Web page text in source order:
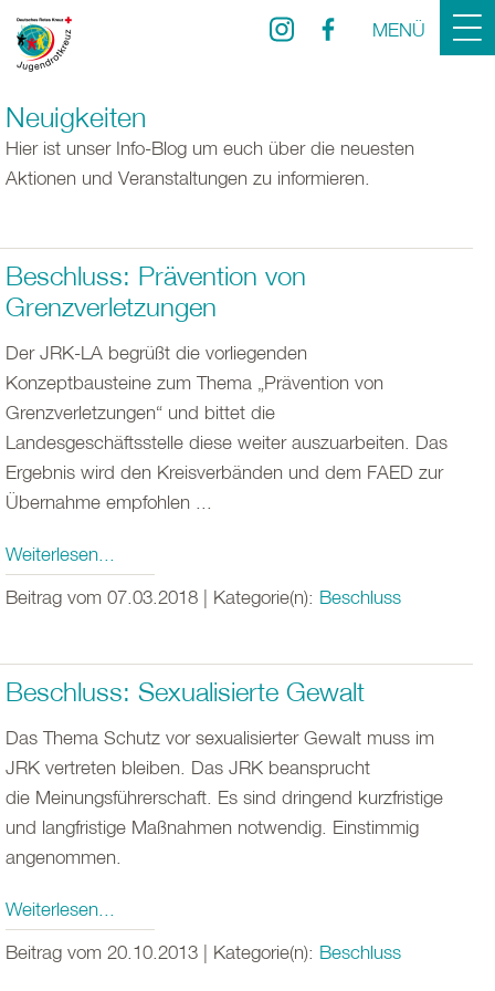
MENÜ
Neuigkeiten
Hier ist unser Info-Blog um euch über die neuesten
Aktionen und Veranstaltungen zu informieren.
Beschluss: Prävention von
Grenzverletzungen
Der JRK-LA begrüßt die vorliegenden
Konzeptbausteine zum Thema „Prävention von
Grenzverletzungen“ und bittet die
Landesgeschäftsstelle diese weiter auszuarbeiten. Das
Ergebnis wird den Kreisverbänden und dem FAED zur
Übernahme empfohlen ...
Weiterlesen...
Beitrag vom 07.03.2018 | Kategorie(n): Beschluss
Beschluss: Sexualisierte Gewalt
Das Thema Schutz vor sexualisierter Gewalt muss im
JRK vertreten bleiben. Das JRK beansprucht
die Meinungsführerschaft. Es sind dringend kurzfristige
und langfristige Maßnahmen notwendig. Einstimmig
angenommen.
Weiterlesen...
Beitrag vom 20.10.2013 | Kategorie(n): Beschluss